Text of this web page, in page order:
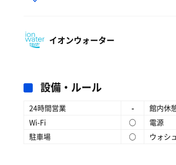
イオンウォーター
設備・ルール
24時間営業 - 館内休
Wi-Fi
○ 電源
駐車場
○ ウォシ